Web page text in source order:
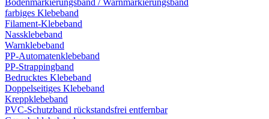
Bodenmarkierungsband / Warnmarkierungsband
farbiges Klebeband
Filament-Klebeband
Nassklebeband
Warnklebeband
PP-Automatenklebeband
PP-Strappingband
Bedrucktes Klebeband
Doppelseitiges Klebeband
Kreppklebeband
PVC-Schutzband rückstandsfrei entfernbar